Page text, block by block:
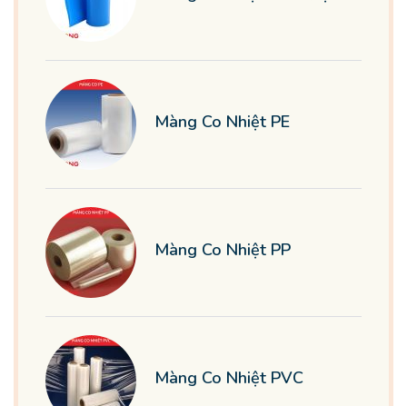
Màng Co Nhiệt PE
Màng Co Nhiệt PP
Màng Co Nhiệt PVC